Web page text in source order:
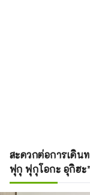
สะดวกต่อการเดิน
ฟุกุ ฟุกุโอกะ อุกิฮะ